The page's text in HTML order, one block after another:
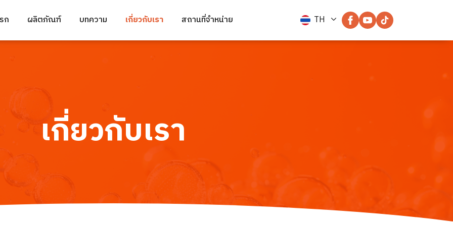
ก ผลิตภัณฑ์ บทความ เกี่ยวกับเรา สถานที่จำหน่าย TH
เกี่ยวกับเรา